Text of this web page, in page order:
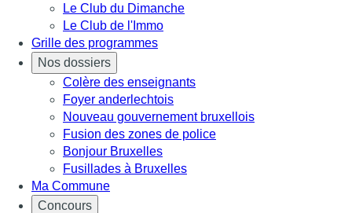
Le Club du Dimanche
Le Club de l'Immo
Grille des programmes
Nos dossiers
Colère des enseignants
Foyer anderlechtois
Nouveau gouvernement bruxellois
Fusion des zones de police
Bonjour Bruxelles
Fusillades à Bruxelles
Ma Commune
Concours